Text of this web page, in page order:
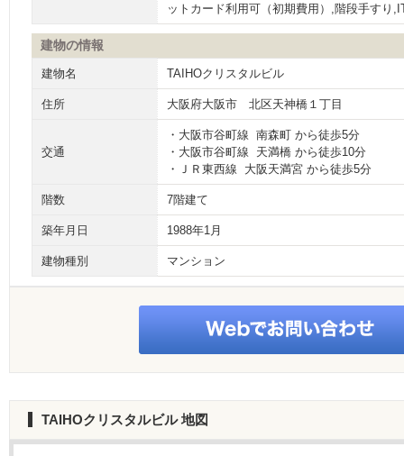
ットカード利用可（初期費用）,階段手すり
建物の情報
建物名 TAIHOクリスタルビル
住所 大阪府大阪市 北区天神橋１丁目
交通
・大阪市谷町線 南森町 から徒歩5分
・大阪市谷町線 天満橋 から徒歩10分
・ＪＲ東西線 大阪天満宮 から徒歩5分
階数 7階建て
築年月日 1988年1月
建物種別 マンション
TAIHOクリスタルビル地図